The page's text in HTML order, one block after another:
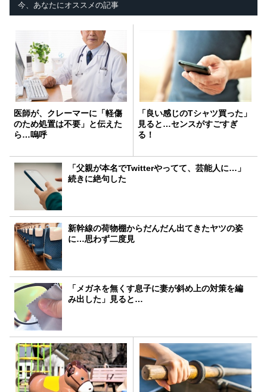
今、あなたにオススメの記事
医師が、クレーマーに「軽傷
のため処置は不要」と伝えた
ら…嗚呼
「良い感じのTシャツ買った」
見ると…センスがすごすぎ
る！
「父親が本名でTwitterやってて、芸能人に…」
続きに絶句した
新幹線の荷物棚からだんだん出てきたヤツの姿
に…思わず二度見
「メガネを無くす息子に妻が斜め上の対策を編
み出した」見ると…